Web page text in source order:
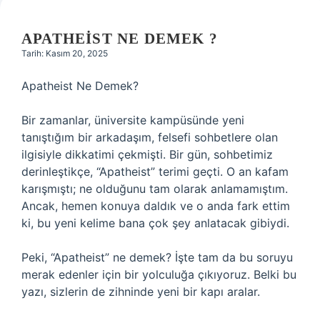
Hakkımızda
APATHEIST NE DEMEK ?
Tarih: Kasım 20, 2025
Apatheist Ne Demek?
Bir zamanlar, üniversite kampüsünde yeni
tanıştığım bir arkadaşım, felsefi sohbetlere olan
ilgisiyle dikkatimi çekmişti. Bir gün, sohbetimiz
derinleştikçe, “Apatheist” terimi geçti. O an kafam
karışmıştı; ne olduğunu tam olarak anlamamıştım.
Ancak, hemen konuya daldık ve o anda fark ettim
ki, bu yeni kelime bana çok şey anlatacak gibiydi.
Peki, “Apatheist” ne demek? İşte tam da bu soruyu
merak edenler için bir yolculuğa çıkıyoruz. Belki bu
yazı, sizlerin de zihninde yeni bir kapı aralar.